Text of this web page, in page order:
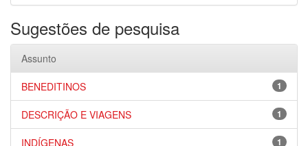
Sugestões de pesquisa
Assunto
1
BENEDITINOS
1
DESCRIÇÃO E VIAGENS
1
INDÍGENAS